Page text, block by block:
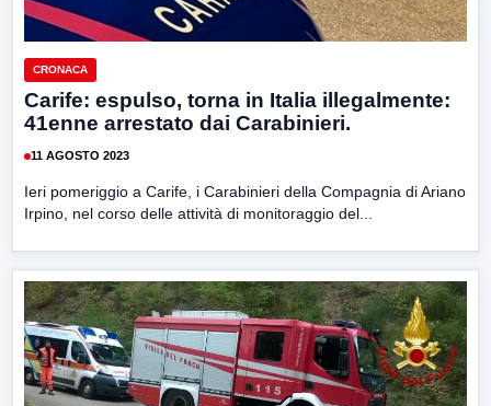
CRONACA
Carife: espulso, torna in Italia illegalmente:
41enne arrestato dai Carabinieri.
11 AGOSTO 2023
Ieri pomeriggio a Carife, i Carabinieri della Compagnia di Ariano
Irpino, nel corso delle attività di monitoraggio del...